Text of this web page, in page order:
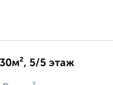
5/5 этаж